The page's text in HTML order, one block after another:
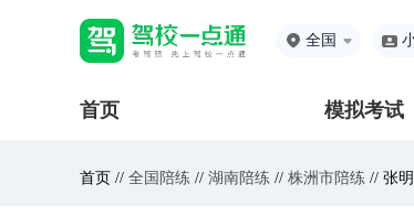
全国
首页 模拟考试
首页 // 全国陪练 // 湖南陪练 // 株洲市陪练 // 张